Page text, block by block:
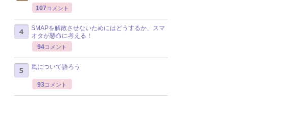
107 コメント
SMAPを解散させないためにはどうするか、スマ
オタが懸命に考える！
94コメント
嵐について語ろう
93コメント